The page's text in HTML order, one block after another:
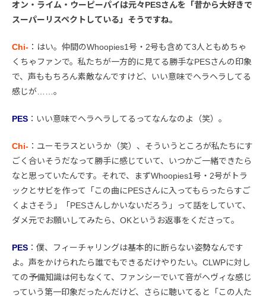
オン・ライム・ウーピーパイは元々PESさんを「昔から大好きで
スーパーリスペクトしている」そうですね。
Chi- ：はい。仲間のWhoopies1号・2号も含めて3人ともめちゃ
くちゃファンで。私たちが一方的に見てる勝手なPESさんの印象
で、声ももちろん素敵なんですけど、いい意味でヘラヘラしてる
感じが……。
PES ：いい意味でヘラヘラしてるってなんなのよ（笑）。
Chi- ：ユーモラスというか（笑）、そういうところが私たちにす
ごく合いそうだなって勝手に感じていて、いつかご一緒できたら
なと思っていたんです。それで、まずWhoopies1号・2号がトラ
ックとサビを作って「この曲にPESさんに入ってもらったらすご
くよさそう」「PESさんしかいないだろう」って話をしていて、
ダメ元でお願いしてみたら、OKというお返事をくださって。
PES ：僕、フィーチャリングは基本的に断らない姿勢なんです
よ。声をかけられたら誰でもできるだけやりたい。CLWPに対し
ての予備知識は何もなくて、ファンシーでいて音がヘヴィな感じ
っていう第一印象だったんだけど、さらに聴いてると「この人た